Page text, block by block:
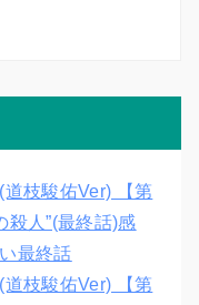
道枝駿佑Ver) 【第
殺人”(最終話)感
最終話
道枝駿佑Ver) 【第